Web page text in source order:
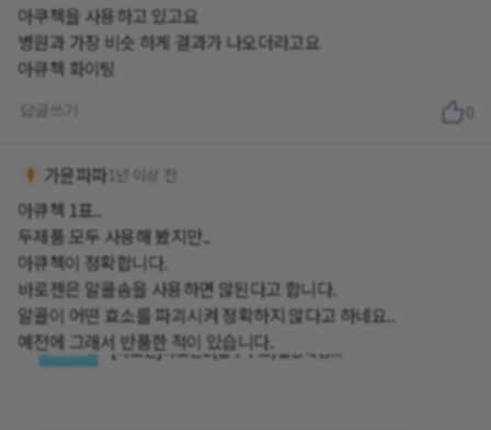
아쿠첵을 사용하고 있고요
병원과 가장 비슷 하게 결과가 나오더라고요
아큐첵 화이팅
답글쓰기
가윤파파1년 이상 전
아큐첵 1표..
두제품 모두 사용해 봤지만..
아큐첵이 정확합니다.
바로젠은 알콜솜을 사용하면 않된다고 합니다.
알콜이 어떤 효소를 파괴시켜 정확하지 않다고 하네요..
예전에 그래서 반품한 적이 있습니다.